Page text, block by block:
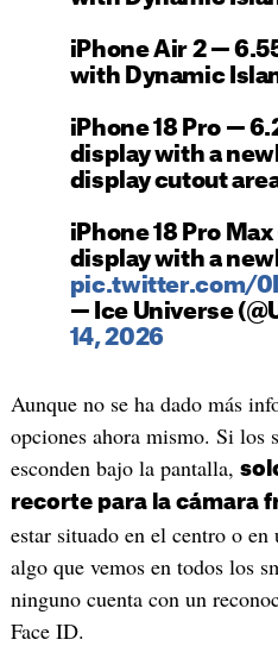
iPhone Air 2 —
with Dynamic
iPhone 18 Pro —
display with a
display cutout
iPhone 18 Pro
display with a
pic.twitter.com/
— Ice Universe
14, 2026
Aunque no se ha dado más
opciones ahora mismo. Si los
esconden bajo la pantalla,
recorte para la cámara
estar situado en el centro o
algo que vemos en todos los
ninguno cuenta con un
Face ID.